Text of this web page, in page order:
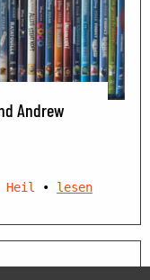
Andrew
Heil • lesen